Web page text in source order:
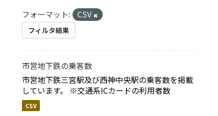
フォーマット: CSV
フィルタ結果
市営地下鉄の乗客数
市営地下鉄三宮駅及び西神中央駅の乗客数を掲載
しています。 ※交通系ICカードの利用者数
CSV